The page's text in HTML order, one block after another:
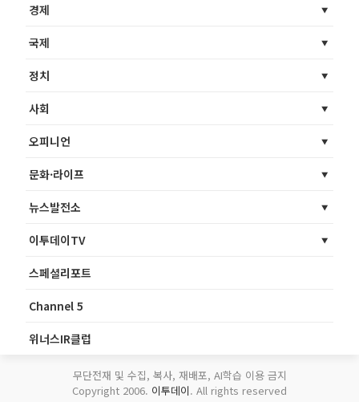
경제
국제
정치
사회
오피니언
문화·라이프
뉴스발전소
이투데이TV
스페셜리포트
Channel 5
위너스IR클럽
무단전재 및 수집, 복사, 재배포, AI학습 이용 금지
Copyright 2006. 이투데이. All rights reserved